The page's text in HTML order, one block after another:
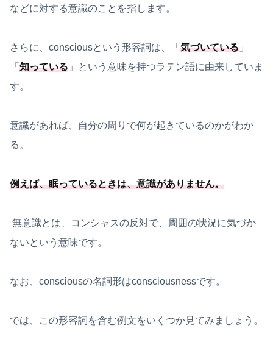
などに対する意識のことを指します。
さらに、consciousという形容詞は、「 気づいている 」
「 知っている 」という意味を持つラテン語に由来していま
す。
意識があれば、自分の周りで何が起きているのかがわか
る。
例えば、眠っているときは、意識がありません。
無意識とは、コンシャスの反対で、周囲の状況に気づか
ないという意味です。
なお、consciousの名詞形はconsciousnessです。
では、この形容詞を含む例文をいくつか見てみましょう。